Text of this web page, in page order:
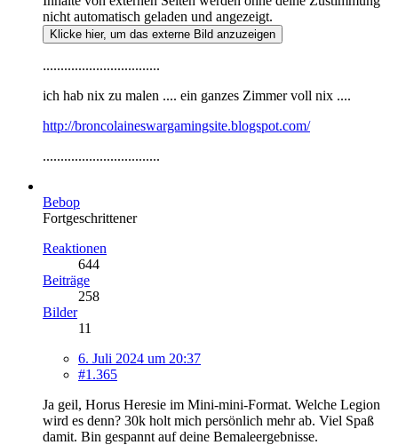
nicht automatisch geladen und angezeigt.
Klicke hier, um das externe Bild anzuzeigen
.................................
ich hab nix zu malen .... ein ganzes Zimmer voll nix ....
http://broncolaineswargamingsite.blogspot.com/
.................................
Bebop
Fortgeschrittener
Reaktionen
644
Beiträge
258
Bilder
11
6. Juli 2024 um 20:37
#1.365
Ja geil, Horus Heresie im Mini-mini-Format. Welche Legion
wird es denn? 30k holt mich persönlich mehr ab. Viel Spaß
damit. Bin gespannt auf deine Bemaleergebnisse.